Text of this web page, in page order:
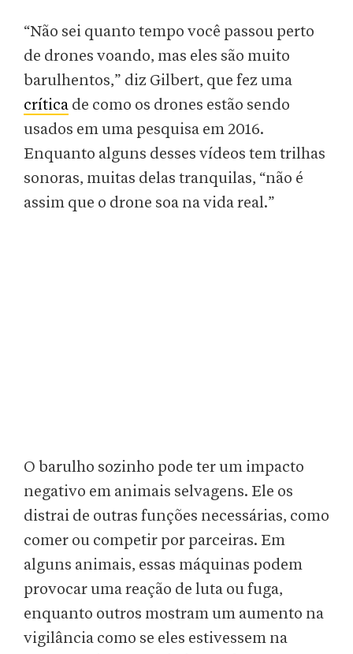
“Não sei quanto tempo você passou perto
de drones voando, mas eles são muito
barulhentos,” diz Gilbert, que fez uma
crítica de como os drones estão sendo
usados em uma pesquisa em 2016.
Enquanto alguns desses vídeos tem trilhas
sonoras, muitas delas tranquilas, “não é
assim que o drone soa na vida real.”
O barulho sozinho pode ter um impacto
negativo em animais selvagens. Ele os
distrai de outras funções necessárias, como
comer ou competir por parceiras. Em
alguns animais, essas máquinas podem
provocar uma reação de luta ou fuga,
enquanto outros mostram um aumento na
vigilância como se eles estivessem na